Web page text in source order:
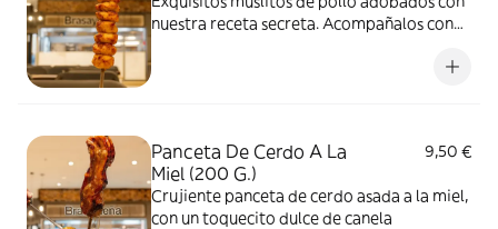
nuestra receta secreta. Acompañalos con
Panceta De Cerdo A La
Miel (200 G.)
9,50 €
Crujiente panceta de cerdo asada a la miel,
con un toquecito dulce de canela